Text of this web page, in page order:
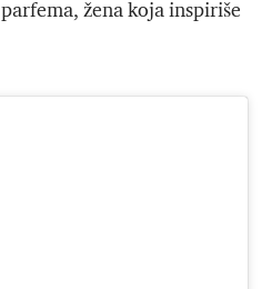
žena koja inspiriše